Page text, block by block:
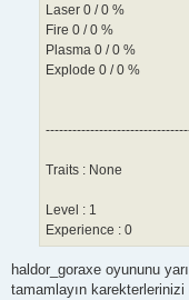
Laser 0 / 0 %
Fire 0 / 0 %
Plasma 0 / 0 %
Explode 0 / 0 %
Traits : None
Level : 1
Experience : 0
haldor_goraxe oyununu
tamamlayın